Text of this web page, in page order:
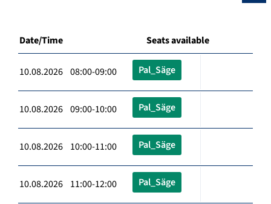
Date/Time Seats available
10.08.2026 08:00-09:00 Pal_Säge
10.08.2026 09:00-10:00 Pal_Säge
10.08.2026 10:00-11:00 Pal_Säge
10.08.2026 11:00-12:00 Pal_Säge